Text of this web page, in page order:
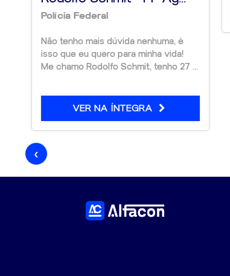
Polícia Federal
Não tenho mais dúvida nenhuma, é
isso que eu quero para minha vida!
Me chamo Rodolfo Schmit, tenho 27 ...
VER NA ÍNTEGRA
‹